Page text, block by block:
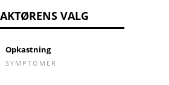
VALG
Opkastning
SYMPTOMER